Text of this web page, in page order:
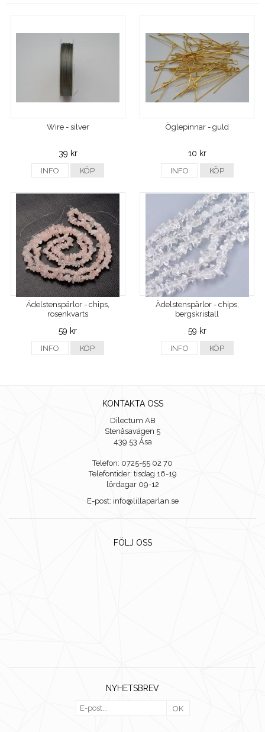
Wire - silver
39 kr
INFO KÖP
Öglepinnar - guld
10 kr
INFO KÖP
Ädelstenspärlor - chips,
rosenkvarts
59 kr
INFO KÖP
Ädelstenspärlor - chips,
bergskristall
59 kr
INFO KÖP
KONTAKTA OSS
Dilectum AB
Stenåsavägen 5
439 53 Åsa
Telefon: 0725-55 02 70
Telefontider: tisdag 16-19
lördagar 09-12
E-post: info@lillaparlan.se
FÖLJ OSS
NYHETSBREV
OK